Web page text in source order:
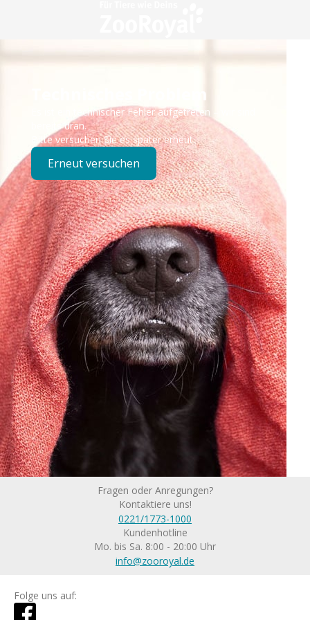
Technisches Problem
Es ist ein technischer Fehler aufgetreten – wir sind
bereits dran.
Bitte versuchen Sie es später erneut.
Erneut versuchen
Fragen oder Anregungen?
Kontaktiere uns!
0221/1773-1000
Kundenhotline
Mo. bis Sa. 8:00 - 20:00 Uhr
info@zooroyal.de
Folge uns auf: